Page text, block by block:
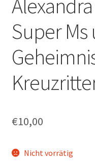
Super Ms
€10,00
Nicht vorrätig